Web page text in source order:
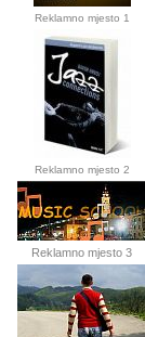
Reklamno mjesto 1
Reklamno mjesto 2
Reklamno mjesto 3